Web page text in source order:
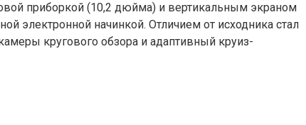
приборкой (10,2 дюйма) и вертикальным экраном
начинкой. Отличием от исходника стал
кругового обзора и адаптивный круиз-